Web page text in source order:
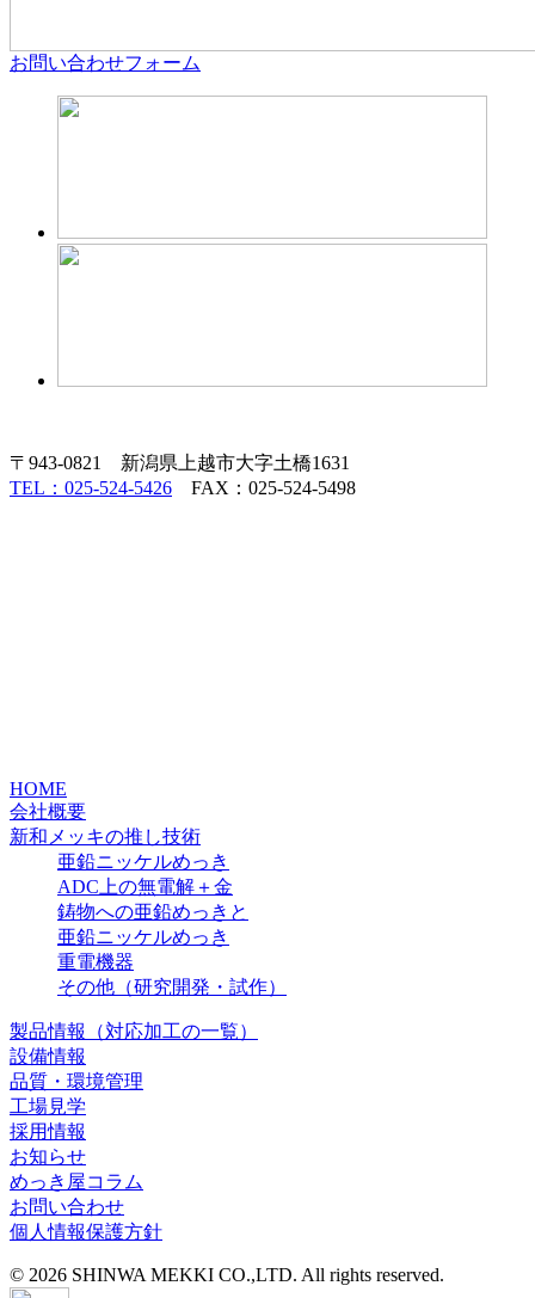
お問い合わせフォーム
〒943-0821 新潟県上越市大字土橋1631
TEL：025-524-5426 FAX：025-524-5498
HOME
会社概要
新和メッキの推し技術
亜鉛ニッケルめっき
ADC上の無電解＋金
鋳物への亜鉛めっきと
亜鉛ニッケルめっき
重電機器
その他（研究開発・試作）
製品情報（対応加工の一覧）
設備情報
品質・環境管理
工場見学
採用情報
お知らせ
めっき屋コラム
お問い合わせ
個人情報保護方針
© 2026 SHINWA MEKKI CO.,LTD. All rights reserved.